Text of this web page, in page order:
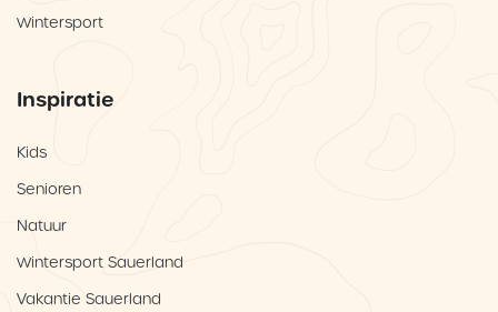
Wintersport
Inspiratie
Kids
Senioren
Natuur
Wintersport Sauerland
Vakantie Sauerland